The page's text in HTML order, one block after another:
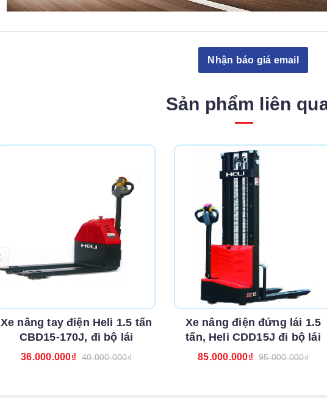
Nhận báo giá email
Sản phẩm liên
Xe nâng tay điện Heli 1.5 tấn
CBD15-170J, đi bộ lái
36.000.000₫ 40.000.000₫
Xe nâng điện đứng lái 1.5
tấn, Heli CDD15J đi bộ lái
85.000.000₫ 95.000.000₫